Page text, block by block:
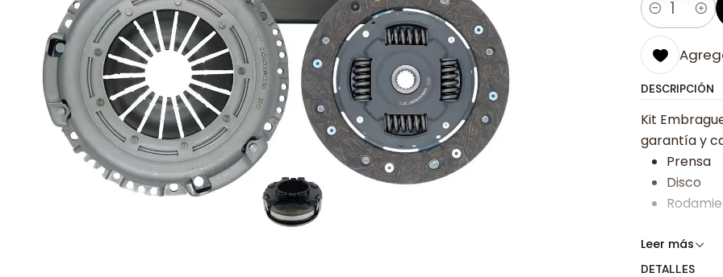
Cantidad
DESCRIPCIÓN
Kit
garantía y
Prensa
Disco
Somos
Leer más
DETALLES